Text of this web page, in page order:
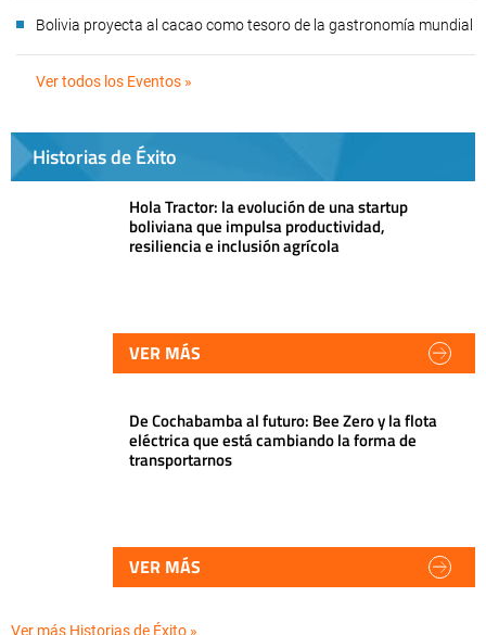
Bolivia proyecta al cacao como tesoro de la gastronomía mundial
Ver todos los Eventos »
Historias de Éxito
Hola Tractor: la evolución de una startup
boliviana que impulsa productividad,
resiliencia e inclusión agrícola
VER MÁS
De Cochabamba al futuro: Bee Zero y la flota
eléctrica que está cambiando la forma de
transportarnos
VER MÁS
Ver más Historias de Éxito »